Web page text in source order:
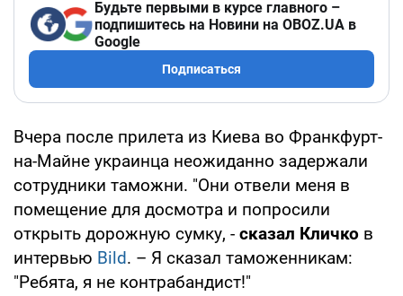
Будьте первыми в курсе главного –
подпишитесь на Новини на OBOZ.UA в
Google
Подписаться
Вчера после прилета из Киева во Франкфурт-
на-Майне украинца неожиданно задержали
сотрудники таможни. "Они отвели меня в
помещение для досмотра и попросили
открыть дорожную сумку, - сказал Кличко в
интервью Bild. – Я сказал таможенникам:
"Ребята, я не контрабандист!"